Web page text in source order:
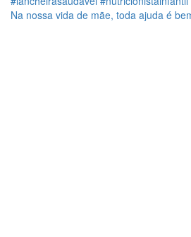
Na nossa vida de mãe, toda ajuda é